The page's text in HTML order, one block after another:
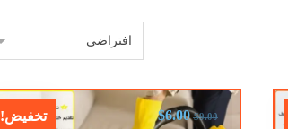
تخفيض! $9.00
$6.00